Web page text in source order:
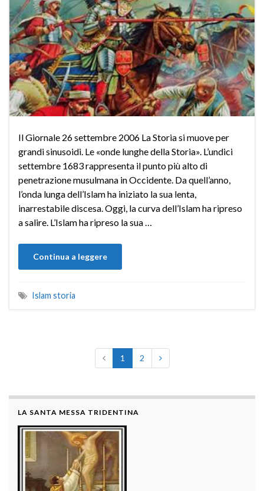
Il Giornale 26 settembre 2006 La Storia si muove per
grandi sinusoidi. Le «onde lunghe della Storia». L’undici
settembre 1683 rappresenta il punto più alto di
penetrazione musulmana in Occidente. Da quell’anno,
l’onda lunga dell’Islam ha iniziato la sua lenta,
inarrestabile discesa. Oggi, la curva dell’Islam ha ripreso
a salire. L’Islam ha ripreso la sua …
Continua a leggere
Islam storia
1 2
LA SANTA MESSA TRIDENTINA